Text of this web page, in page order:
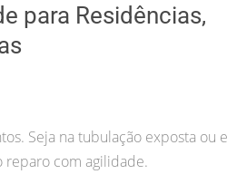
para Residências,
Seja na tubulação exposta ou
com agilidade.